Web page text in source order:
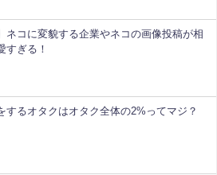
ネコに変貌する企業やネコの画像投稿が相
すぎる！
するオタクはオタク全体の2%ってマジ？